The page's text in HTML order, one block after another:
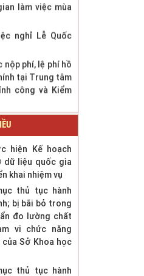
nghỉ Lễ Quốc
phí, lệ phí hồ
tại Trung tâm
công và Kiểm
hiện Kế hoạch
dữ liệu quốc gia
khai nhiệm vụ
thủ tục hành
bị bãi bỏ trong
đo lường chất
vi chức năng
Sở Khoa học
thủ tục hành